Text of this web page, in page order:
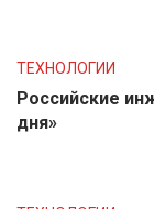
ТЕХНОЛОГИИ
Российские
дня»